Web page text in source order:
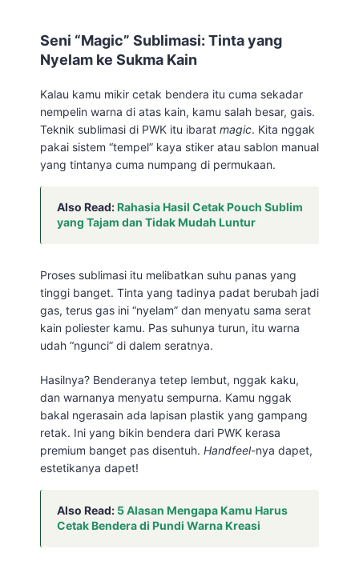
Seni “Magic” Sublimasi: Tinta yang
Nyelam ke Sukma Kain
Kalau kamu mikir cetak bendera itu cuma sekadar
nempelin warna di atas kain, kamu salah besar, gais.
Teknik sublimasi di PWK itu ibarat magic. Kita nggak
pakai sistem “tempel” kaya stiker atau sablon manual
yang tintanya cuma numpang di permukaan.
Also Read:Rahasia Hasil Cetak Pouch Sublim
yang Tajam dan Tidak Mudah Luntur
Proses sublimasi itu melibatkan suhu panas yang
tinggi banget. Tinta yang tadinya padat berubah jadi
gas, terus gas ini “nyelam” dan menyatu sama serat
kain poliester kamu. Pas suhunya turun, itu warna
udah “ngunci” di dalem seratnya.
Hasilnya? Benderanya tetep lembut, nggak kaku,
dan warnanya menyatu sempurna. Kamu nggak
bakal ngerasain ada lapisan plastik yang gampang
retak. Ini yang bikin bendera dari PWK kerasa
premium banget pas disentuh. Handfeel-nya dapet,
estetikanya dapet!
Also Read: 5 Alasan Mengapa Kamu Harus
Cetak Bendera di Pundi Warna Kreasi